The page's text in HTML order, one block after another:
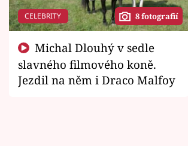
CELEBRITY 8 fotografií
slavného filmového koně.
Jezdil na něm i Draco Malfoy